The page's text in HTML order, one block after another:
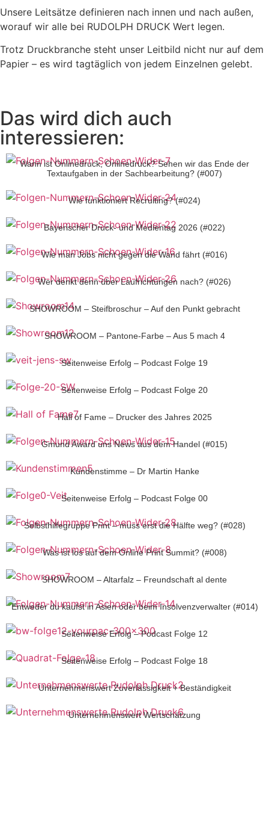
Unsere Leitsätze definieren nach innen und nach außen,
worauf wir alle bei RUDOLPH DRUCK Wert legen.
Trotz Druckbranche steht unser Leitbild nicht nur auf dem
Papier – es wird tagtäglich von jedem Einzelnen gelebt.
Das wird dich auch
interessieren:
Wann ist Onlinedruck, Onlinedruck? Sehen wir das Ende der
Textaufgaben in der Sachbearbeitung? (#007)
Wie funktioniert Recruiting? (#024)
Bayerischer Druck- und Medientag 2026 (#022)
Wie man Jobs nicht gegen die Wand fährt (#016)
Wer denkt denn über Laufrichtungen nach? (#026)
SHOWROOM – Steifbroschur – Auf den Punkt gebracht
SHOWROOM – Pantone-Farbe – Aus 5 mach 4
Seitenweise Erfolg – Podcast Folge 19
Seitenweise Erfolg – Podcast Folge 20
Hall of Fame – Drucker des Jahres 2025
Gmund Award uns News aus dem Handel (#015)
Kundenstimme – Dr Martin Hanke
Seitenweise Erfolg – Podcast Folge 00
Selbsthilfegruppe Print – muss erst die Hälfte weg? (#028)
Was ist los auf dem Online Print Summit? (#008)
SHOWROOM – Altarfalz – Freundschaft al dente
Entweder du kaufst in Asien oder beim Insolvenzverwalter (#014)
Seitenweise Erfolg – Podcast Folge 12
Seitenweise Erfolg – Podcast Folge 18
Unternehmenswert Zuverlässigkeit + Beständigkeit
Unternehmenswert Wertschätzung